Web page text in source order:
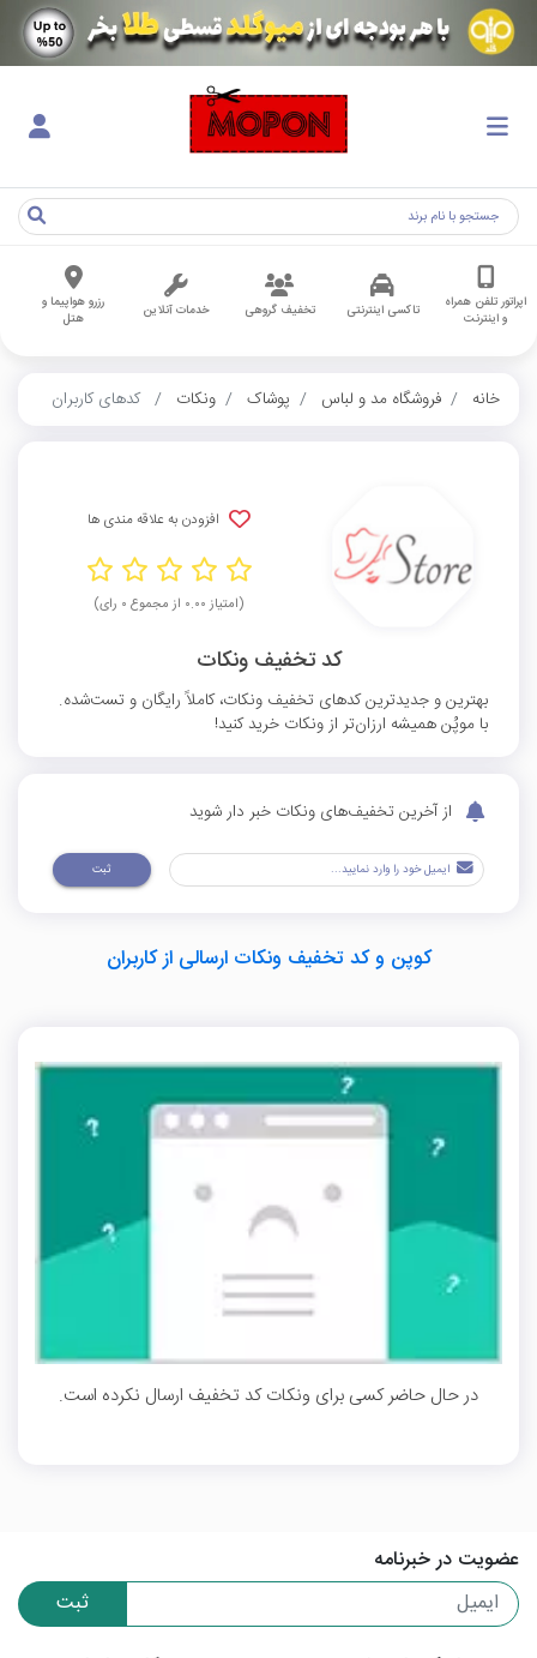
اپراتور تلفن همراه
و اینترنت
تاکسی اینترنتی تخفیف گروهی خدمات آنلاین
رزرو هواپیما و
هتل
خانه فروشگاه مد و لباس پوشاک ونکات کدهای کاربران
افزودن به علاقه مندی ها
(امتیاز ۰.۰۰ از مجموع ۰ رای)
کد تخفیف ونکات
بهترین و جدیدترین کدهای تخفیف ونکات، کاملاً رایگان و تست‌شده.
با موپُن همیشه ارزان‌تر از ونکات خرید کنید!
از آخرین تخفیف‌های ونکات خبر دار شوید
ثبت
کوپن و کد تخفیف ونکات ارسالی از کاربران
در حال حاضر کسی برای ونکات کد تخفیف ارسال نکرده است.
عضویت در خبرنامه
ثبت